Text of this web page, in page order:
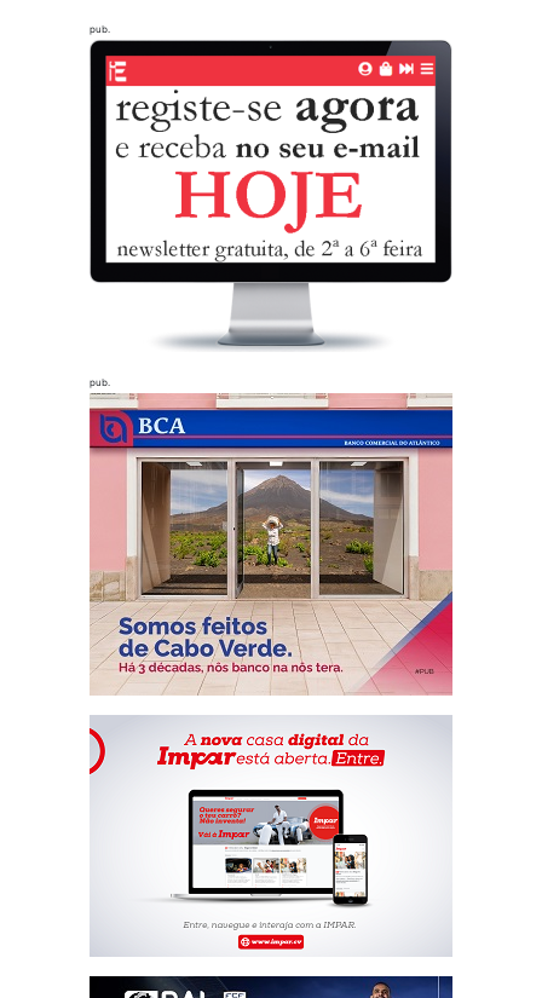
pub.
pub.